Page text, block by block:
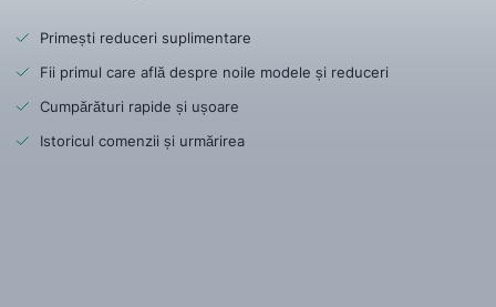
Primești reduceri suplimentare
Fii primul care află despre noile modele și reduceri
Cumpărături rapide și ușoare
Istoricul comenzii și urmărirea